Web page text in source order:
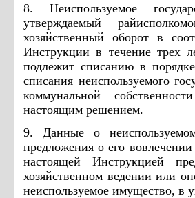
8. Неиспользуемое
утверждаемый
хозяйственный оборот в
Инструкции в течение трех
подлежит списанию в
списания неиспользуемого
коммунальной
настоящим решением.
9. Данные о
предложения о его
настоящей Инструкцией
хозяйственном ведении или
неиспользуемое имущество, в